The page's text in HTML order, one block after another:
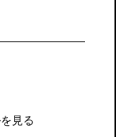
見る